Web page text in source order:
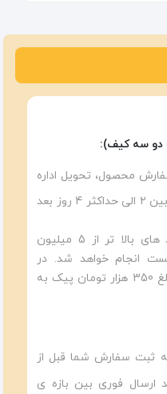
دو سه کیف):
محصول، تحویل اداره
ی پست شده و معمولا در تهران بین ۲ الی حداکثر 4 روز بعد
«توجه داشته باشید برای خرید های بالا تر از 5 میلیون
انجام خواهد شد. در
صورت درخواست ارسال فوری مبلغ 350 هزار تومان پیک به
ثبت سفارش شما قبل از